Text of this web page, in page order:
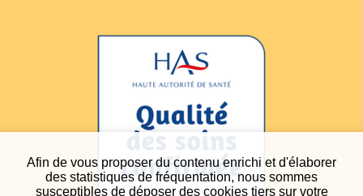
Afin de vous proposer du contenu enrichi et d'élaborer
des statistiques de fréquentation, nous sommes
susceptibles de déposer des cookies tiers sur votre